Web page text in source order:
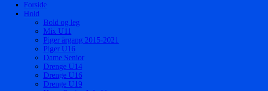
Forside
Hold
Bold og leg
Mix U11
Piger årgang 2015-2021
Piger U16
Dame Senior
Drenge U14
Drenge U16
Drenge U19